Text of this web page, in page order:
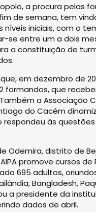
a procura pelas
de semana, tem
níveis iniciais, com o
se entre um a dois
a constituição de
em dezembro de
formandos, que
a Associação
do Cacém
respondeu às
Odemira, distrito de
promove cursos de
695 adultos,
Bangladesh,
a presidente da
dados de abril.